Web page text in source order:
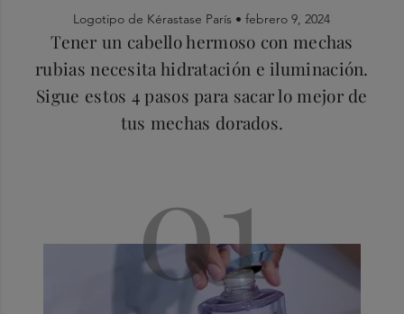
Logotipo de Kérastase París •febrero 9, 2024
Tener un cabello hermoso con mechas
rubias necesita hidratación e iluminación.
Sigue estos 4 pasos para sacar lo mejor de
tus mechas dorados.
01